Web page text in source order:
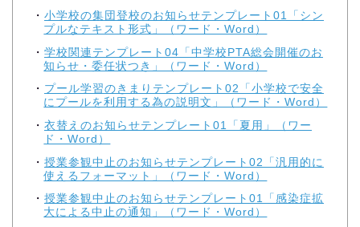
小学校の集団登校のお知らせテンプレート01「シン
プルなテキスト形式」（ワード・Word）
学校関連テンプレート04「中学校PTA総会開催のお
知らせ・委任状つき」（ワード・Word）
プール学習のきまりテンプレート02「小学校で安全
にプールを利用する為の説明文」（ワード・Word）
衣替えのお知らせテンプレート01「夏用」（ワー
ド・Word）
授業参観中止のお知らせテンプレート02「汎用的に
使えるフォーマット」（ワード・Word）
授業参観中止のお知らせテンプレート01「感染症拡
大による中止の通知」（ワード・Word）